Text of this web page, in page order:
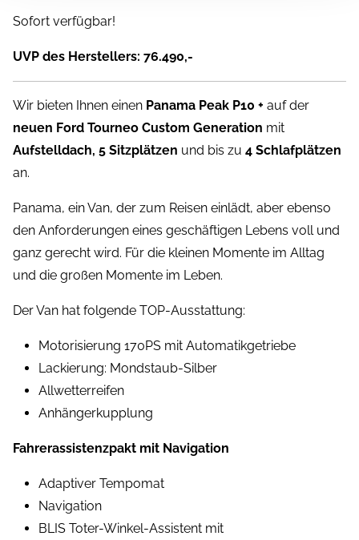
Sofort verfügbar!
UVP des Herstellers: 76.490,-
Wir bieten Ihnen einen Panama Peak P10 + auf der
neuen Ford Tourneo Custom Generation mit
Aufstelldach, 5 Sitzplätzen und bis zu 4 Schlafplätzen
an.
Panama, ein Van, der zum Reisen einlädt, aber ebenso
den Anforderungen eines geschäftigen Lebens voll und
ganz gerecht wird. Für die kleinen Momente im Alltag
und die großen Momente im Leben.
Der Van hat folgende TOP-Ausstattung:
Motorisierung 170PS mit Automatikgetriebe
Lackierung: Mondstaub-Silber
Allwetterreifen
Anhängerkupplung
Fahrerassistenzpakt mit Navigation
Adaptiver Tempomat
Navigation
BLIS Toter-Winkel-Assistent mit